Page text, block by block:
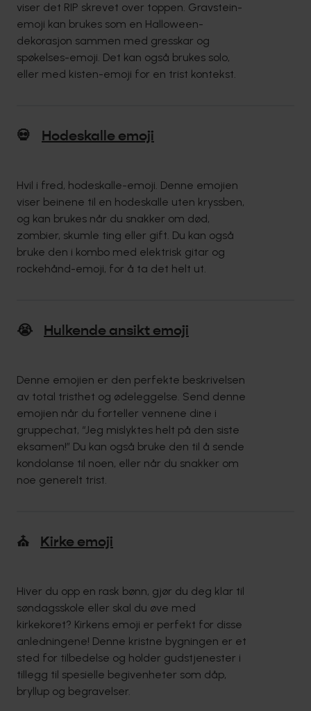
viser det RIP skrevet over toppen. Gravstein-
emoji kan brukes som en Halloween-
dekorasjon sammen med gresskar og
spøkelses-emoji. Det kan også brukes solo,
eller med kisten-emoji for en trist kontekst.
💀 Hodeskalle emoji
Hvil i fred, hodeskalle-emoji. Denne emojien
viser beinene til en hodeskalle uten kryssben,
og kan brukes når du snakker om død,
zombier, skumle ting eller gift. Du kan også
bruke den i kombo med elektrisk gitar og
rockehånd-emoji, for å ta det helt ut.
😭 Hulkende ansikt emoji
Denne emojien er den perfekte beskrivelsen
av total tristhet og ødeleggelse. Send denne
emojien når du forteller vennene dine i
gruppechat, “Jeg mislyktes helt på den siste
eksamen!” Du kan også bruke den til å sende
kondolanse til noen, eller når du snakker om
noe generelt trist.
⛪ Kirke emoji
Hiver du opp en rask bønn, gjør du deg klar til
søndagsskole eller skal du øve med
kirkekoret? Kirkens emoji er perfekt for disse
anledningene! Denne kristne bygningen er et
sted for tilbedelse og holder gudstjenester i
tillegg til spesielle begivenheter som dåp,
bryllup og begravelser.